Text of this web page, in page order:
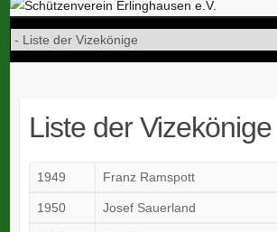
Liste der Vizekönige
1949 Franz Ramspott
1950 Josef Sauerland